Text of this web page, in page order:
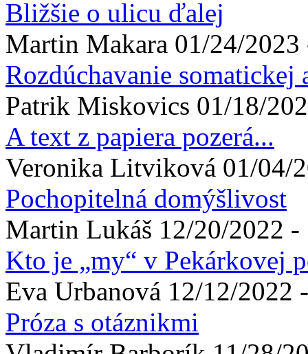
Bližšie o ulicu ďalej
Martin Makara 01/24/2023
Rozdúchavanie somatickej
Patrik Miskovics 01/18/
A text z papiera pozerá...
Veronika Litviková 01/04/
Pochopitelná domýšlivost
Martin Lukáš 12/20/2022 -
Kto je „my“ v Pekárkovej
Eva Urbanová 12/12/2022
Próza s otáznikmi